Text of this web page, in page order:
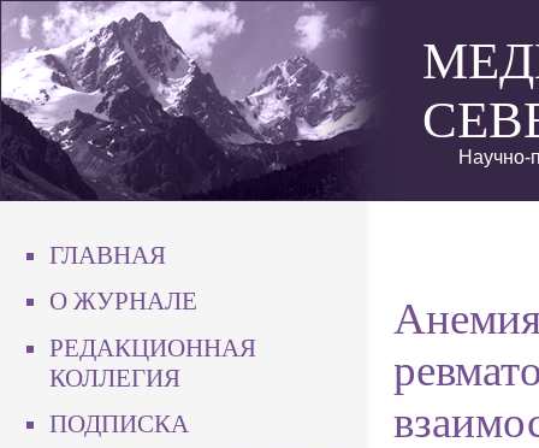
Научно-
ГЛАВНАЯ
О ЖУРНАЛЕ
РЕДАКЦИОННАЯ
КОЛЛЕГИЯ
ПОДПИСКА